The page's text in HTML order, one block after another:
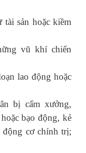
tài sản hoặc kiềm
vũ khí chiến
lao động hoặc
bị cấm xưởng,
bạo động, kẻ
cơ chính trị;